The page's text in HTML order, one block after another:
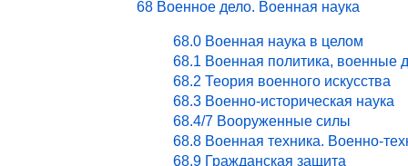
68 Военное дело. Военная наука
68.0 Военная наука в целом
68.1 Военная политика, военные
68.2 Теория военного искусства
68.3 Военно-историческая наука
68.4/7 Вооруженные силы
68.8 Военная техника. Военно-
68.9 Гражданская защита